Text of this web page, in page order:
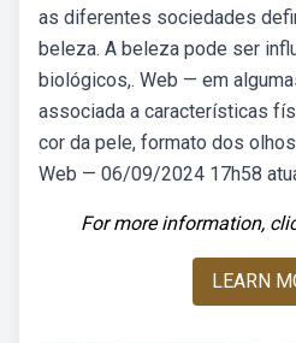
as diferentes sociedades
beleza. A beleza pode ser
biológicos,. Web — em
associada a características
cor da pele, formato dos
Web — 06/09/2024 17h58
For more information,
LEARN